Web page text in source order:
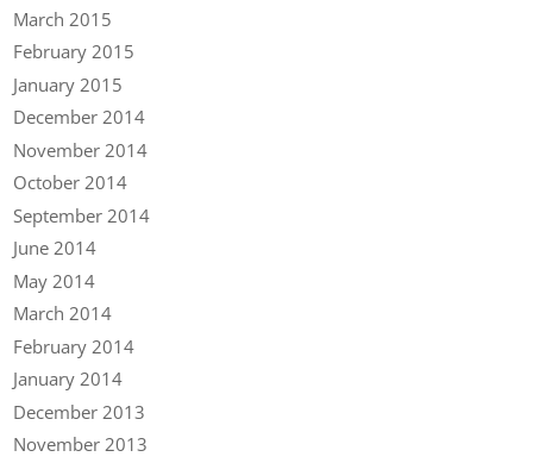
March 2015
February 2015
January 2015
December 2014
November 2014
October 2014
September 2014
June 2014
May 2014
March 2014
February 2014
January 2014
December 2013
November 2013